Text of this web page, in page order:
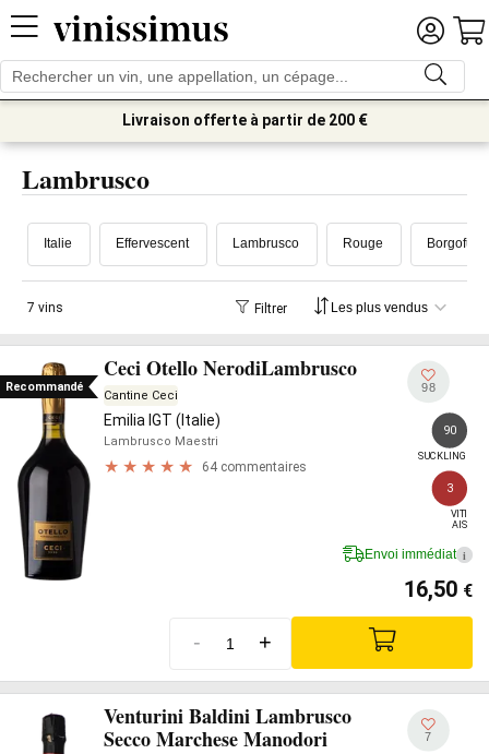
Livraison offerte à partir de 200 €
Lambrusco
Italie Effervescent Lambrusco Rouge
7 vins Filtrer
Recommandé
Ceci Otello NerodiLambrusco
Cantine Ceci
Emilia IGT (Italie)
Lambrusco Maestri
64 commentaires
98
90
SUCKLING
3
VITI
AIS
Envoi immédiat i
16,50 €
- +
Venturini Baldini Lambrusco
Secco Marchese Manodori
7